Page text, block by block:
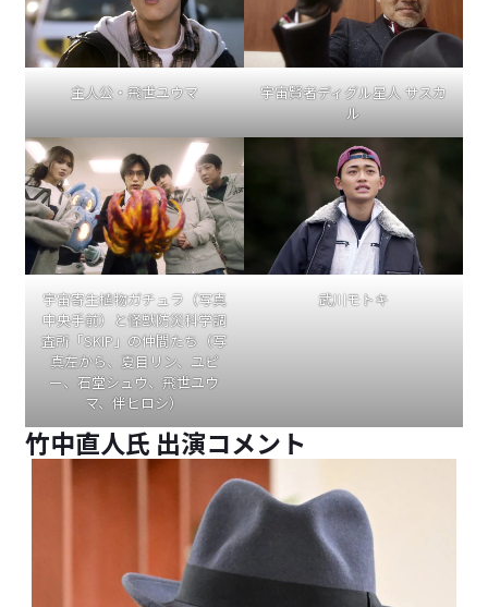
主人公・飛世ユウマ
宇宙賢者ディグル星人 サスカ
ル
宇宙寄生植物ガチュラ（写真
中央手前）と怪獣防災科学調
査所「SKIP」の仲間たち（写
真左から、夏目リン、ユピ
ー、石堂シュウ、飛世ユウ
マ、伴ヒロシ）
武川モトキ
竹中直人氏 出演コメント